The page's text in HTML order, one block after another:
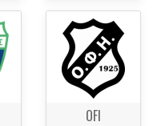
OFI